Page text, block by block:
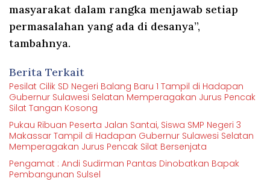
masyarakat dalam rangka menjawab setiap
permasalahan yang ada di desanya”,
tambahnya.
Berita Terkait
Pesilat Cilik SD Negeri Balang Baru 1 Tampil di Hadapan
Gubernur Sulawesi Selatan Memperagakan Jurus Pencak
Silat Tangan Kosong
Pukau Ribuan Peserta Jalan Santai, Siswa SMP Negeri 3
Makassar Tampil di Hadapan Gubernur Sulawesi Selatan
Memperagakan Jurus Pencak Silat Bersenjata
Pengamat : Andi Sudirman Pantas Dinobatkan Bapak
Pembangunan Sulsel